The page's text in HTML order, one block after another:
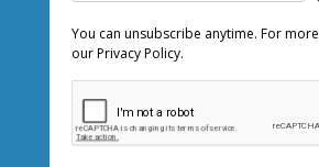
You can unsubscribe anytime. For
our Privacy Policy.